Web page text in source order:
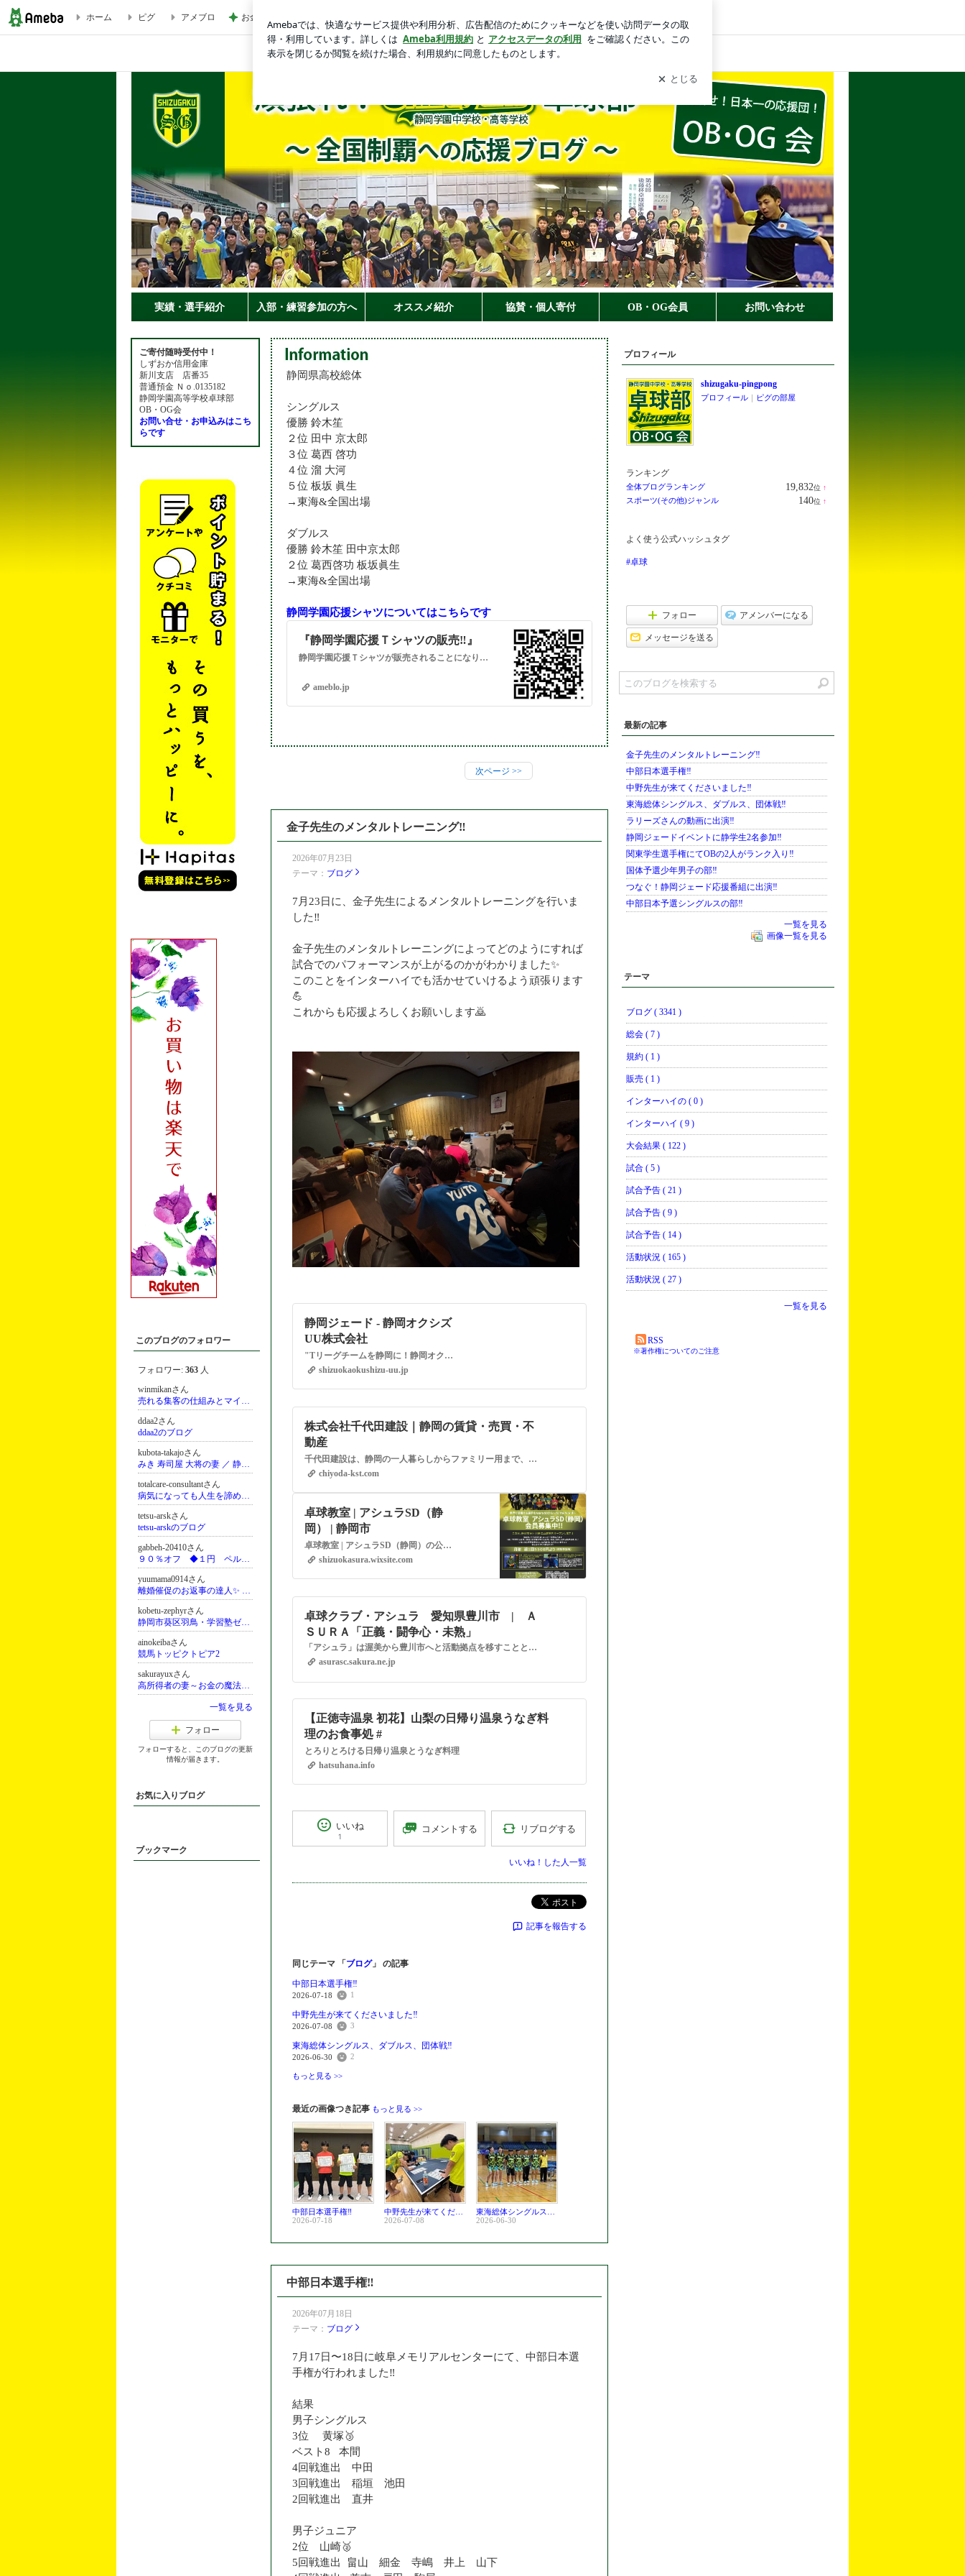
静岡学園卓球部ＯＢ・ＯＧ会〜目指せ！日本一の応援団！〜
静岡学園卓球部 アメブロ Instagram
ホーム ピグ アメブロ お金の無駄と考え夫抜きで映画
しずおか焼津信用金庫 静岡南支店 普通預金 No. 0135182
静岡県高校総体
シングルス
優勝 鈴木笙
２位 田中 京太郎
３位 葛西 啓功
４位 溜 大河
５位 板坂 眞生
→東海&全国出場
ダブルス
優勝 鈴木笙 田中京太郎
２位 葛西啓功 板坂眞生
→東海&全国出場
静岡学園応援シャツについてはこちらです
『静岡学園応援Ｔシャツの販売‼️』
静岡学園応援Ｔシャツが販売されることになりました‼️この度、Ｔリーグ・岡山リベッツのスポンサーでもある老舗メーカーのボブソンさんのご協力で、株式会社FPCさん…
ameblo.jp
次ページ >>
金子先生のメンタルトレーニング‼️
2026年07月23日
テーマ： ブログ
7月23日に、金子先生によるメンタルトレーニングを行いま
した‼️
金子先生のメンタルトレーニングによってどのようにすれば
試合でのパフォーマンスが上がるのかがわかりました✨
このことをインターハイでも活かせていけるよう頑張ります
💪
これからも応援よろしくお願いします🙇
静岡ジェード - 静岡オクシズ
UU株式会社
"Tリーグチームを静岡に！静岡オクシズUU株式会社 みなさまと共に強く、愛され、貢献するチームを作ります Tリーグチームを静岡に！静岡オクシズUU株式会社 みなさまと共に強く、愛され、貢献するチームを作ります。
shizuokaokushizu-uu.jp
株式会社千代田建設｜静岡の賃貸・売買・不
動産
千代田建設は、静岡の一人暮らしからファミリー用まで、マンション・アパートや一戸建てなどの賃貸を豊富にご用意！静岡で賃貸を借りたい方、不動産を貸したい・活用したい方は千代田建設へお任せください！
chiyoda-kst.com
卓球教室 | アシュラSD（静
岡） | 静岡市
卓球教室 | アシュラSD（静岡）の公式webサイトです。アシュラSD（静岡）では、スポーツ科学を駆使して、全国、そして世界で活躍できる卓球選手の育成を目指します。
shizuokasura.wixsite.com
卓球クラブ・アシュラ 愛知県豊川市 | Ａ
ＳＵＲＡ「正義・闘争心・未熟」
「アシュラ」は渥美から豊川市へと活動拠点を移すこととなりました。皆様に喜んでいただける卓球クラブ 「アシュラ」を目指し邁進して参ります。多くの方のご利用を心よりお待ち申し上げております。
asurasc.sakura.ne.jp
【正徳寺温泉 初花】山梨の日帰り温泉うなぎ料
理のお食事処 #
とろりとろける日帰り温泉とうなぎ料理
hatsuhana.info
いいね
1
コメントする リブログする
いいね！した人一覧
ポスト
記事を報告する
同じテーマ 「 ブログ」 の記事
中部日本選手権‼️
2026-07-18 1
中野先生が来てくださいました‼️
2026-07-08 3
東海総体シングルス、ダブルス、団体戦‼️
2026-06-30 2
もっと見る >>
最近の画像つき記事 もっと見る >>
中部日本選手権‼️
2026-07-18
2026-07-08
2026-06-30
中部日本選手権‼️
2026年07月18日
テーマ： ブログ
7月17日〜18日に岐阜メモリアルセンターにて、中部日本選
手権が行われました‼️
結果
男子シングルス
3位 黄塚🥉
ベスト8 本間
4回戦進出 中田
3回戦進出 稲垣 池田
2回戦進出 直井
男子ジュニア
2位 山崎🥈
5回戦進出 畠山 細金 寺嶋 井上 山下
プロフィール
shizugaku-pingpong
プロフィール ｜ ピグの部屋
ランキング
全体ブログランキング 19,832位 ↑
スポーツ(その他)ジャンル 140位 ↑
よく使う公式ハッシュタグ
#卓球
フォロー アメンバーになる
メッセージを送る
最新の記事
金子先生のメンタルトレーニング‼️
中部日本選手権‼️
中野先生が来てくださいました‼️
東海総体シングルス、ダブルス、団体戦‼️
ラリーズさんの動画に出演‼️
静岡ジェードイベントに静学生2名参加‼️
関東学生選手権にてOBの2人がランク入り‼️
国体予選少年男子の部‼️
つなぐ！静岡ジェード応援番組に出演‼️
中部日本予選シングルスの部‼️
一覧を見る
画像一覧を見る
テーマ
ブログ ( 3341 )
総会 ( 7 )
規約 ( 1 )
販売 ( 1 )
インターハイの ( 0 )
インターハイ ( 9 )
大会結果 ( 122 )
試合 ( 5 )
試合予告 ( 21 )
試合予告 ( 9 )
試合予告 ( 14 )
活動状況 ( 165 )
活動状況 ( 27 )
一覧を見る
RSS
※著作権についてのご注意
実績・選手紹介 入部・練習参加の方へ オススメ紹介 協賛・個人寄付 OB・OG会員 お問い合わせ
ご寄付随時受付中！
しずおか信用金庫
新川支店 店番35
普通預金 Ｎｏ.0135182
静岡学園高等学校卓球部
OB・OG会
お問い合せ・お申込みはこち
らです
このブログのフォロワー
フォロワー: 363 人
winmikanさん
売れる集客の仕組みとマインドのサポートで高額商品がするする売れる女性起業家になれるほほ笑み集客コンサルタント＆ホームページ制作
ddaa2さん
ddaa2のブログ
kubota-takajoさん
みき 寿司屋 大将の妻 ／ 静岡市 鷹匠 kubota ／ 愛媛県今治市 出身
totalcare-consultantさん
病気になっても人生を諦めない！治療と仕事と暮らしのトータルケアコンサルタント
tetsu-arskさん
tetsu-arskのブログ
gabbeh-20410さん
９０％オフ ◆１円 ペルシャ絨毯◆ ギャッベ
yuumama0914さん
離婚催促のお返事の達人✨ 離婚宣告ひっくり返した夫婦仲修復専門カウンセラー
kobetu-zephyrさん
静岡市葵区羽鳥・学習塾ゼファー
ainokeibaさん
競馬トッピクトピア2
sakurayuxさん
高所得者の妻～お金の魔法をおすそわけ～
一覧を見る
フォロー
フォローすると、このブログの更新
情報が届きます。
お気に入りブログ
ブックマーク